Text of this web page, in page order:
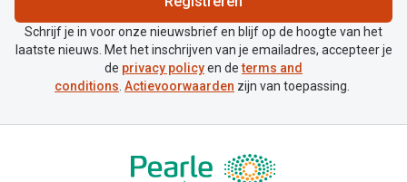
Schrijf je in voor onze nieuwsbrief en blijf op de hoogte van het
laatste nieuws. Met het inschrijven van je emailadres, accepteer je
de privacy policyen determs and
conditions. Actievoorwaarden zijn van toepassing.